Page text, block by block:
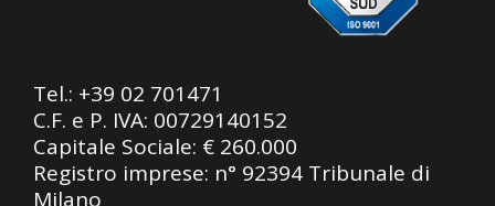
Tel.: +39 02 701471
C.F. e P. IVA: 00729140152
Capitale Sociale: € 260.000
Registro imprese: n° 92394 Tribunale di
Milano